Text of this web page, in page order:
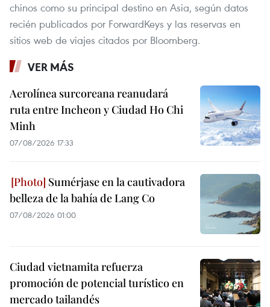
chinos como su principal destino en Asia, según datos
recién publicados por ForwardKeys y las reservas en
sitios web de viajes citados por Bloomberg.
VER MÁS
Aerolínea surcoreana reanudará
ruta entre Incheon y Ciudad Ho Chi
Minh
07/08/2026 17:33
Sumérjase en la cautivadora
belleza de la bahía de Lang Co
07/08/2026 01:00
Ciudad vietnamita refuerza
promoción de potencial turístico en
mercado tailandés